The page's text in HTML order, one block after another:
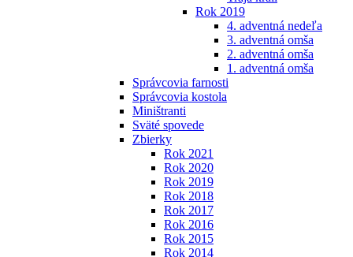
Rok 2019
4. adventná nedeľa
3. adventná omša
2. adventná omša
1. adventná omša
Správcovia farnosti
Správcovia kostola
Miništranti
Sväté spovede
Zbierky
Rok 2021
Rok 2020
Rok 2019
Rok 2018
Rok 2017
Rok 2016
Rok 2015
Rok 2014